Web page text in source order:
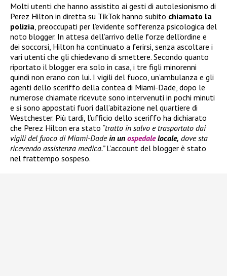
Molti utenti che hanno assistito ai gesti di autolesionismo di
Perez Hilton in diretta su TikTok hanno subito chiamato la
polizia , preoccupati per l’evidente sofferenza psicologica del
noto blogger. In attesa dell’arrivo delle forze dell’ordine e
dei soccorsi, Hilton ha continuato a ferirsi, senza ascoltare i
vari utenti che gli chiedevano di smettere. Secondo quanto
riportato il blogger era solo in casa, i tre figli minorenni
quindi non erano con lui. I vigili del fuoco, un’ambulanza e gli
agenti dello sceriffo della contea di Miami-Dade, dopo le
numerose chiamate ricevute sono intervenuti in pochi minuti
e si sono appostati fuori dall’abitazione nel quartiere di
Westchester. Più tardi, l’ufficio dello sceriffo ha dichiarato
che Perez Hilton era stato “tratto in salvo e trasportato dai
vigili del fuoco di Miami-Dadein un ospedalelocale, dove sta
ricevendo assistenza medica.”L’account del blogger è stato
nel frattempo sospeso.